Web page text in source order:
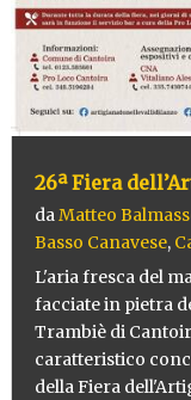
26ª Fiera
daMatteo
Basso Canavese,
L'aria fresca del
facciate in pietra
Trambiè di
caratteristico
della Fiera